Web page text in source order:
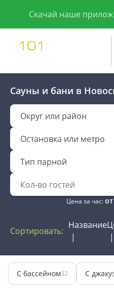
Скачай наше
Сауны и бани в
Округ или район
Остановка или метро
Тип парной
Цена за час:от
Сортировать:
Название
С бассейном32 С